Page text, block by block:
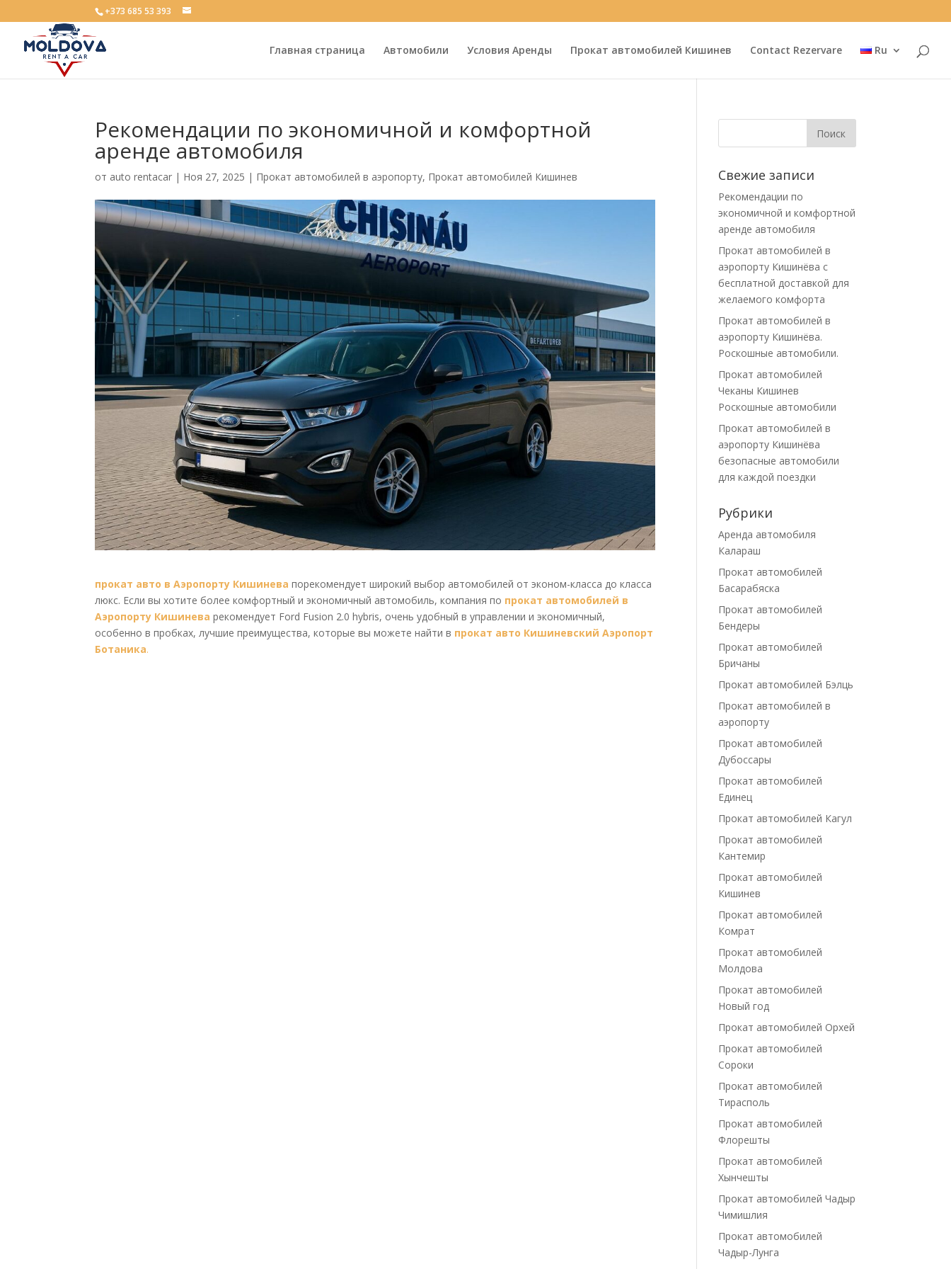
+373 685 53 393
Главная страница Автомобили Условия Аренды Прокат автомобилей Кишинев Contact Rezervare Ru
Рекомендации по экономичной и комфортной
аренде автомобиля
от auto rentacar | Ноя 27, 2025 | Прокат автомобилей в аэропорту, Прокат автомобилей Кишинев
прокат авто в Аэропорту Кишинева порекомендует широкий выбор автомобилей от эконом-класса до класса
люкс. Если вы хотите более комфортный и экономичный автомобиль, компания по прокат автомобилей в
Аэропорту Кишинева рекомендует Ford Fusion 2.0 hybris, очень удобный в управлении и экономичный,
особенно в пробках, лучшие преимущества, которые вы можете найти в прокат авто Кишиневский Аэропорт
Ботаника.
Свежие записи
Рекомендации по
экономичной и комфортной
аренде автомобиля
Прокат автомобилей в
аэропорту Кишинёва с
бесплатной доставкой для
желаемого комфорта
Прокат автомобилей в
аэропорту Кишинёва.
Роскошные автомобили.
Прокат автомобилей
Чеканы Кишинев
Роскошные автомобили
Прокат автомобилей в
аэропорту Кишинёва
безопасные автомобили
для каждой поездки
Рубрики
Аренда автомобиля
Калараш
Прокат автомобилей
Басарабяска
Прокат автомобилей
Бендеры
Прокат автомобилей
Бричаны
Прокат автомобилей Бэлць
Прокат автомобилей в
аэропорту
Прокат автомобилей
Дубоссары
Прокат автомобилей
Единец
Прокат автомобилей Кагул
Прокат автомобилей
Кантемир
Прокат автомобилей
Кишинев
Прокат автомобилей
Комрат
Прокат автомобилей
Молдова
Прокат автомобилей
Новый год
Прокат автомобилей Орхей
Прокат автомобилей
Сороки
Прокат автомобилей
Тирасполь
Прокат автомобилей
Флорешты
Прокат автомобилей
Хынчешты
Прокат автомобилей Чадыр
Чимишлия
Прокат автомобилей
Чадыр-Лунга